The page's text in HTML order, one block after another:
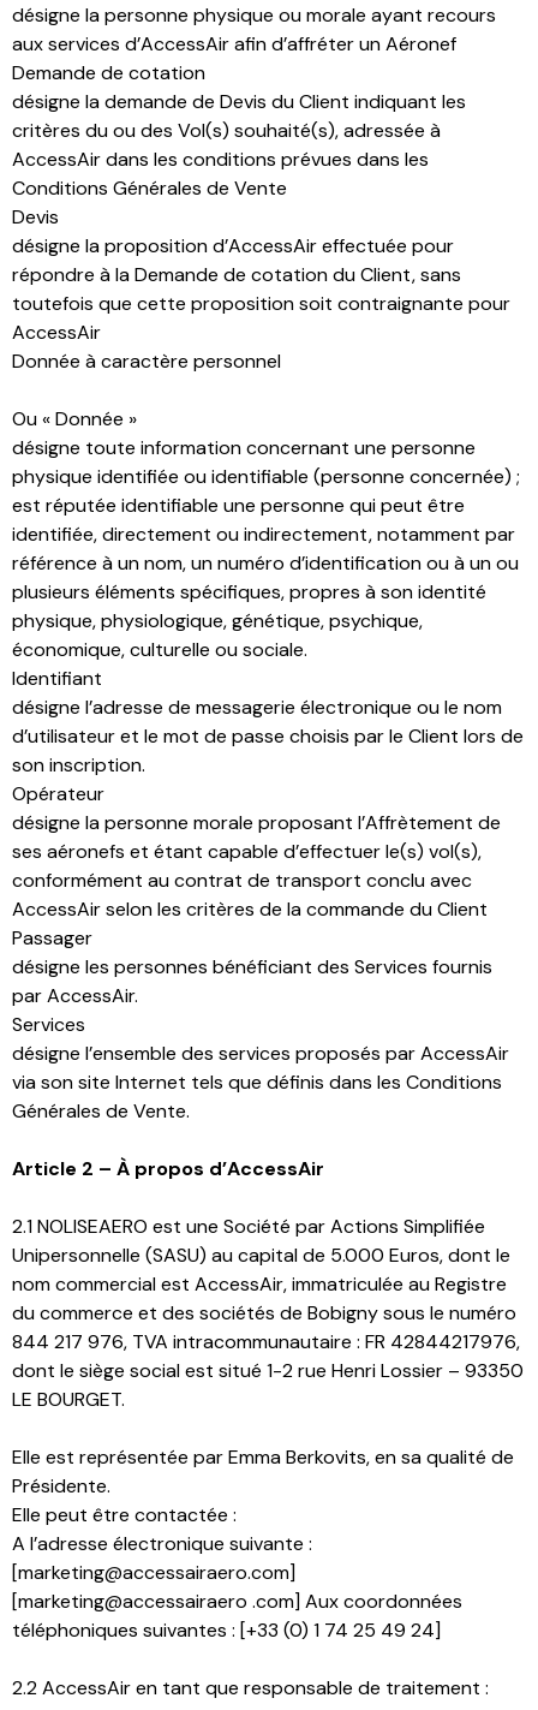
désigne la personne physique ou morale ayant recours
aux services d’AccessAir afin d’affréter un Aéronef
Demande de cotation
désigne la demande de Devis du Client indiquant les
critères du ou des Vol(s) souhaité(s), adressée à
AccessAir dans les conditions prévues dans les
Conditions Générales de Vente
Devis
désigne la proposition d’AccessAir effectuée pour
répondre à la Demande de cotation du Client, sans
toutefois que cette proposition soit contraignante pour
AccessAir
Donnée à caractère personnel
Ou « Donnée »
désigne toute information concernant une personne
physique identifiée ou identifiable (personne concernée) ;
est réputée identifiable une personne qui peut être
identifiée, directement ou indirectement, notamment par
référence à un nom, un numéro d’identification ou à un ou
plusieurs éléments spécifiques, propres à son identité
physique, physiologique, génétique, psychique,
économique, culturelle ou sociale.
Identifiant
désigne l’adresse de messagerie électronique ou le nom
d’utilisateur et le mot de passe choisis par le Client lors de
son inscription.
Opérateur
désigne la personne morale proposant l’Affrètement de
ses aéronefs et étant capable d’effectuer le(s) vol(s),
conformément au contrat de transport conclu avec
AccessAir selon les critères de la commande du Client
Passager
désigne les personnes bénéficiant des Services fournis
par AccessAir.
Services
désigne l’ensemble des services proposés par AccessAir
via son site Internet tels que définis dans les Conditions
Générales de Vente.
Article 2 – À propos d’AccessAir
2.1 NOLISEAERO est une Société par Actions Simplifiée
Unipersonnelle (SASU) au capital de 5.000 Euros, dont le
nom commercial est AccessAir, immatriculée au Registre
du commerce et des sociétés de Bobigny sous le numéro
844 217 976, TVA intracommunautaire : FR 42844217976,
dont le siège social est situé 1-2 rue Henri Lossier – 93350
LE BOURGET.
Elle est représentée par Emma Berkovits, en sa qualité de
Présidente.
Elle peut être contactée :
A l’adresse électronique suivante :
[marketing@accessairaero.com]
[marketing@accessairaero .com] Aux coordonnées
téléphoniques suivantes : [+33 (0) 1 74 25 49 24]
2.2 AccessAir en tant que responsable de traitement :